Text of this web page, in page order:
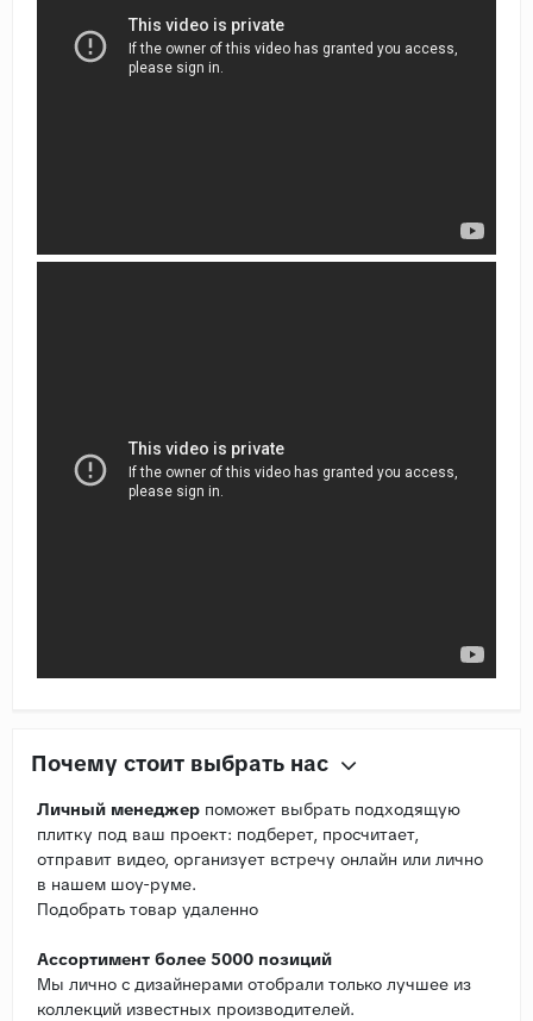
Почему стоит выбрать нас
Личный менеджер поможет выбрать подходящую
плитку под ваш проект: подберет, просчитает,
отправит видео, организует встречу онлайн или лично
в нашем шоу-руме.
Подобрать товар удаленно
Ассортимент более 5000 позиций
Мы лично с дизайнерами отобрали только лучшее из
коллекций известных производителей.